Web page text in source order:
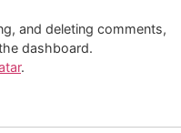
and deleting comments,
dashboard.
.